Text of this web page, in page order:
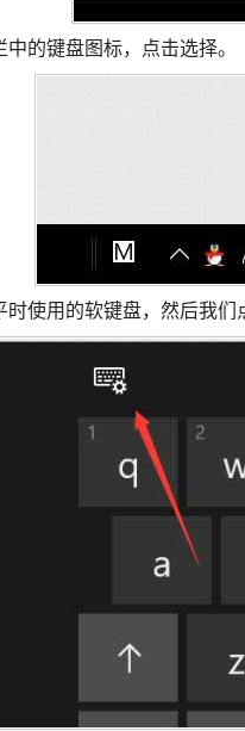
的键盘图标，点击选择。
使用的软键盘，然后我们